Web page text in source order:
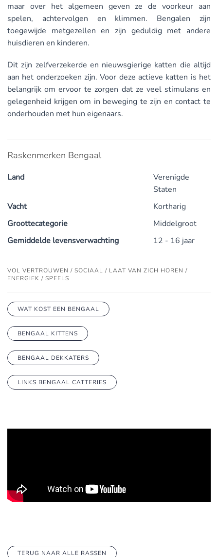
maar over het algemeen geven ze de voorkeur aan
spelen, achtervolgen en klimmen. Bengalen zijn
toegewijde metgezellen en zijn geduldig met andere
huisdieren en kinderen.
Dit zijn zelfverzekerde en nieuwsgierige katten die altijd
aan het onderzoeken zijn. Voor deze actieve katten is het
belangrijk om ervoor te zorgen dat ze veel stimulans en
gelegenheid krijgen om in beweging te zijn en contact te
onderhouden met hun eigenaars.
Raskenmerken Bengaal
Land
Verenigde
Staten
Vacht
Kortharig
Groottecategorie
Middelgroot
Gemiddelde levensverwachting
12 - 16 jaar
VOL VERTROUWEN / SOCIAAL / LAAT VAN ZICH HOREN /
ENERGIEK / SPEELS
WAT KOST EEN BENGAAL
BENGAAL KITTENS
BENGAAL DEKKATERS
LINKS BENGAAL CATTERIES
TERUG NAAR ALLE RASSEN